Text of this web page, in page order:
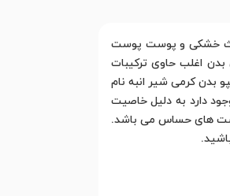
خشکی و پوست پوست
اغلب حاوی ترکیبات
بدن کرمی شیر انبه نام
دارد به دلیل خاصیت
های حساس می باشد.